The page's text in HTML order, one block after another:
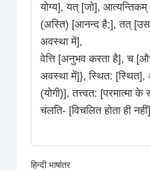
योग्य], यत् [जो],
(अस्ति) [आनन्द है;], तत्
अवस्था में],
वेत्ति [अनुभव करता है], च
अवस्था में]}, स्थित: [स्थित],
(योगी)], तत्त्वत: [परमात्मा
चलति- [विचलित होता ही
हिन्दी भाषांतर